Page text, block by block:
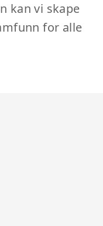
kan vi skape
for alle